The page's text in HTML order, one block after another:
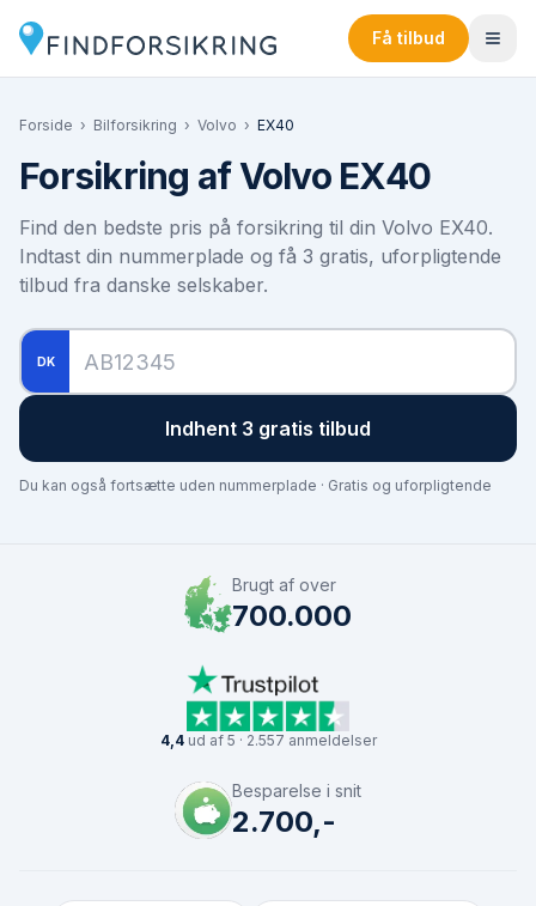
Få tilbud
Forside › Bilforsikring › Volvo › EX40
Forsikring afVolvo EX40
Find den bedste pris på forsikring til din Volvo EX40.
Indtast din nummerplade og få 3 gratis, uforpligtende
tilbud fra danske selskaber.
DK
Indhent 3 gratis tilbud
Du kan også fortsætte uden nummerplade · Gratis og uforpligtende
Brugt af over
700.000
4,4ud af 5 · 2.557 anmeldelser
Besparelse i snit
2.700,-